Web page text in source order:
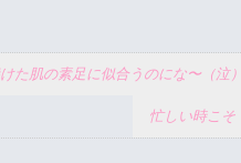
肌の素足に似合うのにな〜（泣）
忙しい時こ